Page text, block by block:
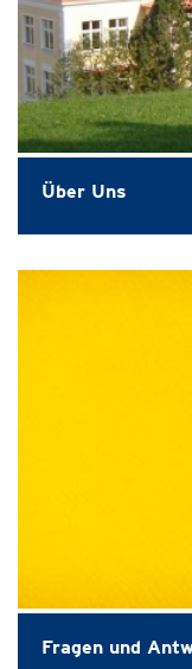
Über Uns
Fragen und